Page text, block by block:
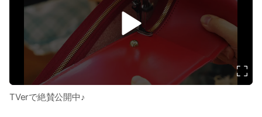
d
TVerで絶賛公開中♪